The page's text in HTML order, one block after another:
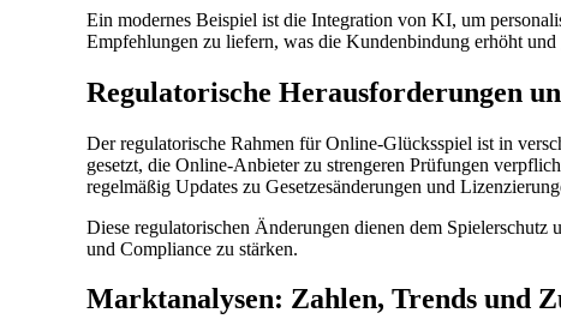
Ein modernes Beispiel ist die Integration von KI, um
Empfehlungen zu liefern, was die Kundenbindung erhöht
Regulatorische Herausforderungen
Der regulatorische Rahmen für Online-Glücksspiel ist in
gesetzt, die Online-Anbieter zu strengeren Prüfungen
regelmäßig Updates zu Gesetzesänderungen und
Diese regulatorischen Änderungen dienen dem
und Compliance zu stärken.
Marktanalysen: Zahlen, Trends und